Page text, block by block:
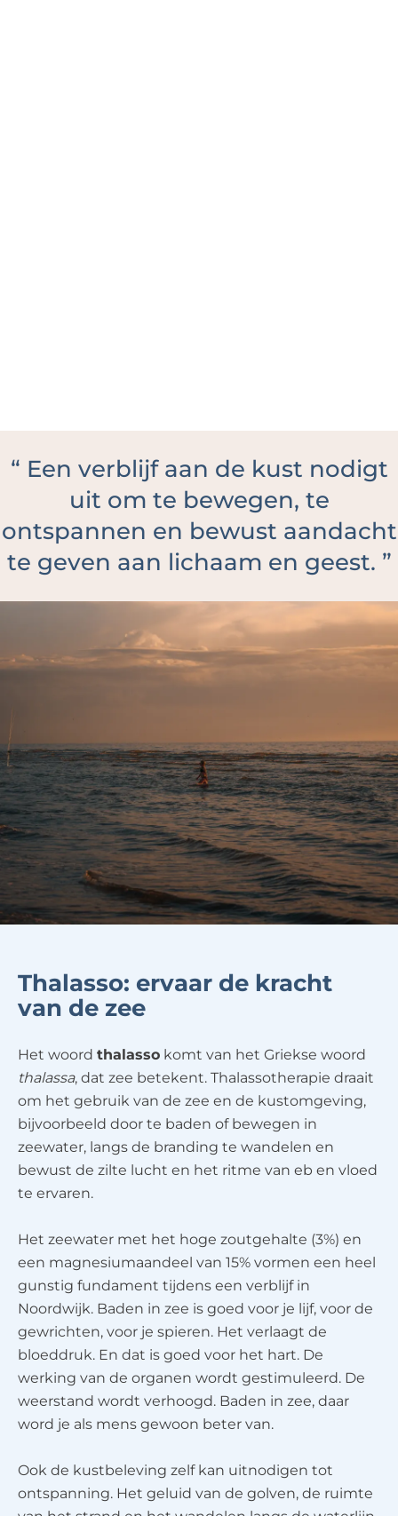
“ Een verblijf aan de kust nodigt
uit om te bewegen, te
ontspannen en bewust aandacht
te geven aan lichaam en geest. ”
Thalasso: ervaar de kracht
van de zee
Het woord thalasso komt van het Griekse woord
thalassa, dat zee betekent. Thalassotherapie draait
om het gebruik van de zee en de kustomgeving,
bijvoorbeeld door te baden of bewegen in
zeewater, langs de branding te wandelen en
bewust de zilte lucht en het ritme van eb en vloed
te ervaren.
Het zeewater met het hoge zoutgehalte (3%) en
een magnesiumaandeel van 15% vormen een heel
gunstig fundament tijdens een verblijf in
Noordwijk. Baden in zee is goed voor je lijf, voor de
gewrichten, voor je spieren. Het verlaagt de
bloeddruk. En dat is goed voor het hart. De
werking van de organen wordt gestimuleerd. De
weerstand wordt verhoogd. Baden in zee, daar
word je als mens gewoon beter van.
Ook de kustbeleving zelf kan uitnodigen tot
ontspanning. Het geluid van de golven, de ruimte